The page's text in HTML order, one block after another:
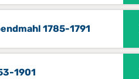
1785-1791
1901